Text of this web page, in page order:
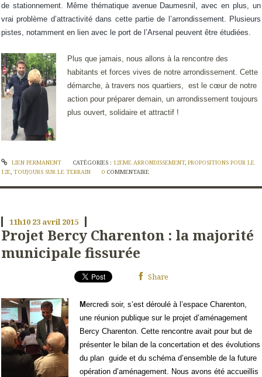
de stationnement. Même thématique avenue Daumesnil, avec en plus, un
vrai problème d’attractivité dans cette partie de l’arrondissement. Plusieurs
pistes, notamment en lien avec le port de l’Arsenal peuvent être étudiées.
Plus que jamais, nous allons à la rencontre des
habitants et forces vives de notre arrondissement. Cette
démarche, à travers nos quartiers, est le cœur de notre
action pour préparer demain, un arrondissement toujours
plus ouvert, solidaire et attractif !
LIEN PERMANENT CATÉGORIES : 12EME ARRONDISSEMENT, PROPOSITIONS POUR LE
12E, TOUJOURS SUR LE TERRAIN 0 COMMENTAIRE
11h10 23 avril 2015
Projet Bercy Charenton : la majorité
municipale fissurée
Share
Mercredi soir, s’est déroulé à l’espace Charenton,
une réunion publique sur le projet d’aménagement
Bercy Charenton. Cette rencontre avait pour but de
présenter le bilan de la concertation et des évolutions
du plan guide et du schéma d’ensemble de la future
opération d’aménagement. Nous avons été accueillis